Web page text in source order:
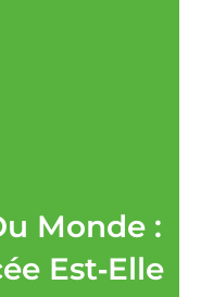
Monde :
Est‑elle